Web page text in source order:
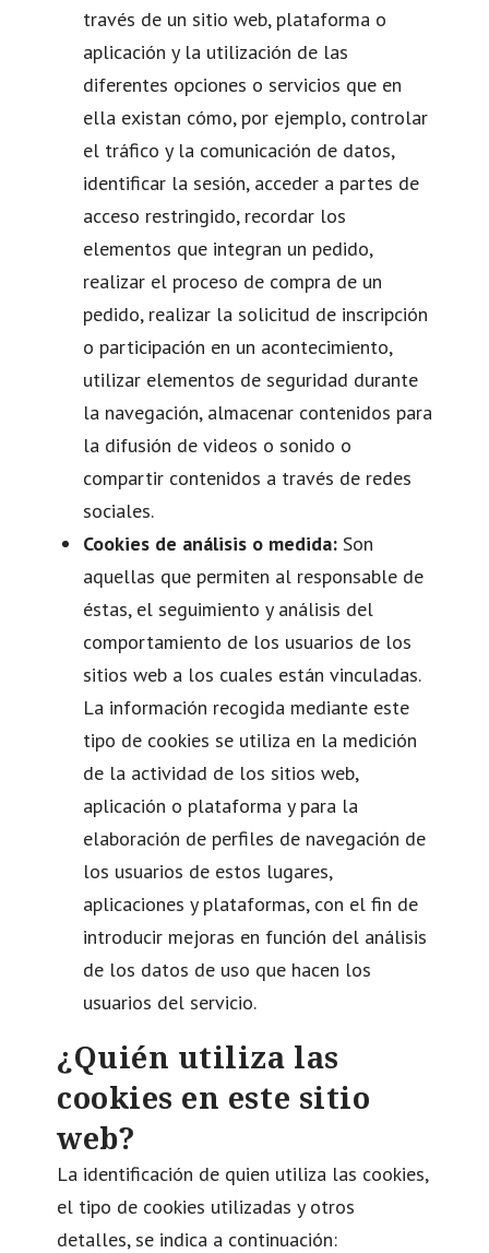
través de un sitio web, plataforma o
aplicación y la utilización de las
diferentes opciones o servicios que en
ella existan cómo, por ejemplo, controlar
el tráfico y la comunicación de datos,
identificar la sesión, acceder a partes de
acceso restringido, recordar los
elementos que integran un pedido,
realizar el proceso de compra de un
pedido, realizar la solicitud de inscripción
o participación en un acontecimiento,
utilizar elementos de seguridad durante
la navegación, almacenar contenidos para
la difusión de videos o sonido o
compartir contenidos a través de redes
sociales.
Cookies de análisis o medida: Son
aquellas que permiten al responsable de
éstas, el seguimiento y análisis del
comportamiento de los usuarios de los
sitios web a los cuales están vinculadas.
La información recogida mediante este
tipo de cookies se utiliza en la medición
de la actividad de los sitios web,
aplicación o plataforma y para la
elaboración de perfiles de navegación de
los usuarios de estos lugares,
aplicaciones y plataformas, con el fin de
introducir mejoras en función del análisis
de los datos de uso que hacen los
usuarios del servicio.
¿Quién utiliza las
cookies en este sitio
web?
La identificación de quien utiliza las cookies,
el tipo de cookies utilizadas y otros
detalles, se indica a continuación: